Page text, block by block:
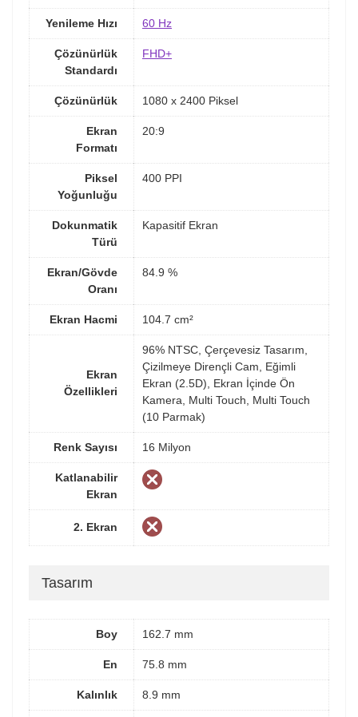
Yenileme Hızı 60 Hz
Çözünürlük
Standardı
FHD+
Çözünürlük 1080 x 2400 Piksel
Ekran
Formatı
20:9
Piksel
Yoğunluğu
400 PPI
Dokunmatik
Türü
Kapasitif Ekran
Ekran/Gövde
Oranı
84.9 %
Ekran Hacmi 104.7 cm²
Ekran
Özellikleri
96% NTSC, Çerçevesiz Tasarım,
Çizilmeye Dirençli Cam, Eğimli
Ekran (2.5D), Ekran İçinde Ön
Kamera, Multi Touch, Multi Touch
(10 Parmak)
Renk Sayısı 16 Milyon
Katlanabilir
Ekran
2. Ekran
Tasarım
Boy 162.7 mm
En 75.8 mm
Kalınlık 8.9 mm